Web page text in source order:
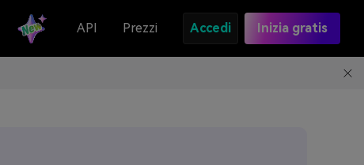
API Prezzi Accedi Inizia gratis